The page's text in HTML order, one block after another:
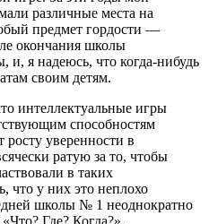
различные места на
предмет гордости —
окончания школы
я надеюсь, что когда-нибудь
своим детям.
интеллектуальные игры
способностям
росту уверенности в
ратую за то, чтобы
в таких
что у них это неплохо
школы № 1 неоднократно
Где? Когда?»,